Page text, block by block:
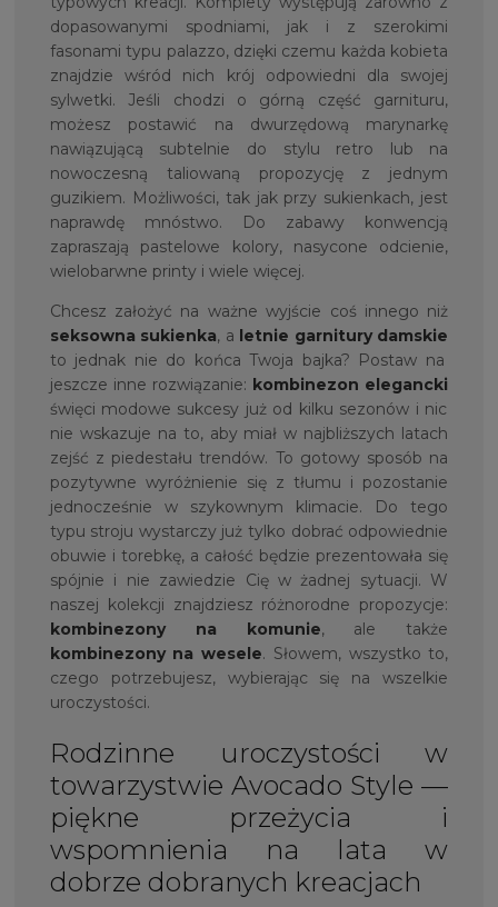
dopasowanymi spodniami, jak i z szerokimi
fasonami typu palazzo, dzięki czemu każda kobieta
znajdzie wśród nich krój odpowiedni dla swojej
sylwetki. Jeśli chodzi o górną część garnituru,
możesz postawić na dwurzędową marynarkę
nawiązującą subtelnie do stylu retro lub na
nowoczesną taliowaną propozycję z jednym
guzikiem. Możliwości, tak jak przy sukienkach, jest
naprawdę mnóstwo. Do zabawy konwencją
zapraszają pastelowe kolory, nasycone odcienie,
wielobarwne printy i wiele więcej.
Chcesz założyć na ważne wyjście coś innego niż
seksowna sukienka, a letnie garnitury damskie
to jednak nie do końca Twoja bajka? Postaw na
jeszcze inne rozwiązanie: kombinezon elegancki
święci modowe sukcesy już od kilku sezonów i nic
nie wskazuje na to, aby miał w najbliższych latach
zejść z piedestału trendów. To gotowy sposób na
pozytywne wyróżnienie się z tłumu i pozostanie
jednocześnie w szykownym klimacie. Do tego
typu stroju wystarczy już tylko dobrać odpowiednie
obuwie i torebkę, a całość będzie prezentowała się
spójnie i nie zawiedzie Cię w żadnej sytuacji. W
naszej kolekcji znajdziesz różnorodne propozycje:
kombinezony na komunie, ale także
kombinezony na wesele. Słowem, wszystko to,
czego potrzebujesz, wybierając się na wszelkie
uroczystości.
Rodzinne uroczystości w
towarzystwie Avocado Style —
piękne przeżycia i
wspomnienia na lata w
dobrze dobranych kreacjach